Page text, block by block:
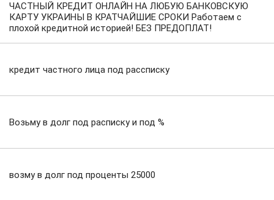
ЧАСТНЫЙ КРЕДИТ ОНЛАЙН НА ЛЮБУЮ БАНКОВСКУЮ
КАРТУ УКРАИНЫ В КРАТЧАЙШИЕ СРОКИ Работаем с
плохой кредитной историей! БЕЗ ПРЕДОПЛАТ!
кредит частного лица под рассписку
Возьму в долг под расписку и под %
возму в долг под проценты 25000